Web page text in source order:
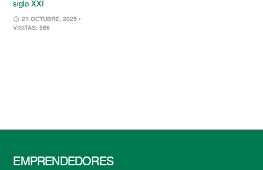
siglo XXI
21 OCTUBRE, 2025 •
VISITAS: 566
EMPRENDEDORES